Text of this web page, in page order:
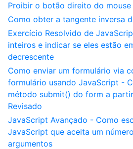
Proibir o botão direito do mouse
Como obter a tangente inversa
Exercício Resolvido de
inteiros e indicar se eles estão
decrescente
Como enviar um formulário via
formulário usando JavaScript -
método submit() do form a
Revisado
JavaScript Avançado - Como
JavaScript que aceita um
argumentos